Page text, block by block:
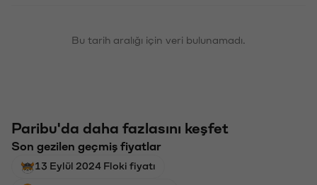
Bu tarih aralığı için veri bulunamadı.
Paribu'da daha fazlasını keşfet
Son gezilen geçmiş fiyatlar
13 Eylül 2024 Floki fiyatı